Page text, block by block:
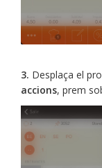
3. Desplaça el
accions, prem